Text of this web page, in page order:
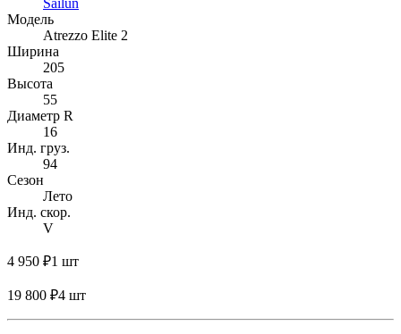
Sailun
Модель
Atrezzo Elite 2
Ширина
205
Высота
55
Диаметр R
16
Инд. груз.
94
Сезон
Лето
Инд. скор.
V
4 950 ₽1 шт
19 800 ₽4 шт